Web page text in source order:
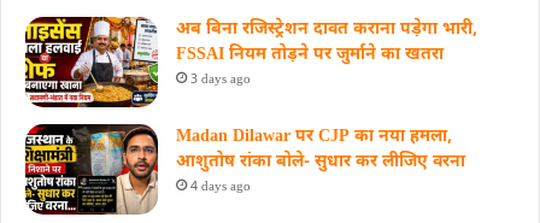
अब बिना रजिस्ट्रेशन दावत कराना पड़ेगा भारी,
FSSAI नियम तोड़ने पर जुर्माने का खतरा
3 days ago
Madan Dilawar पर CJP का नया हमला,
आशुतोष रांका बोले- सुधार कर लीजिए वरना
4 days ago